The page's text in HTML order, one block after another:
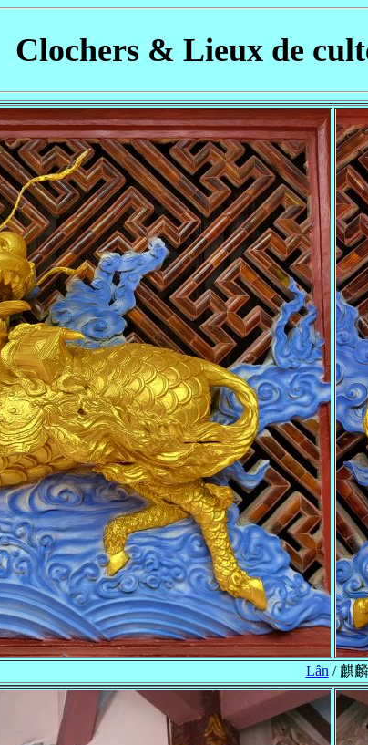
Clochers & Lieux de
Lân / 麒麟